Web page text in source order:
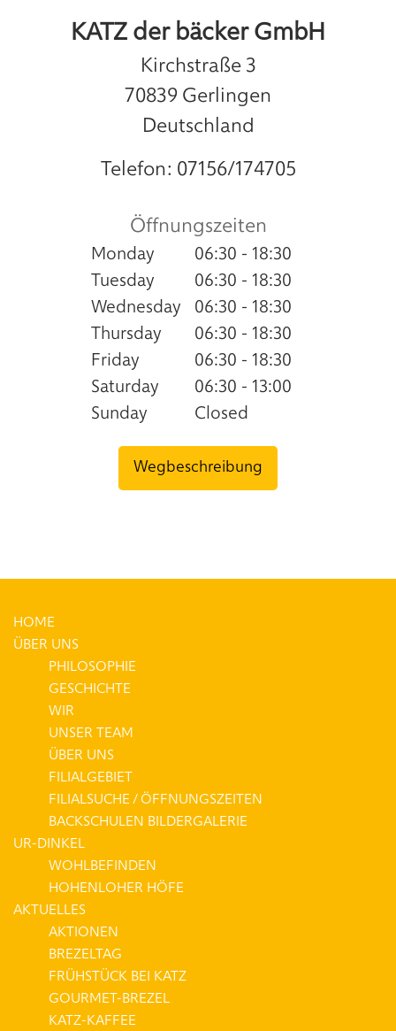
KATZ der bäcker GmbH
Kirchstraße 3
70839Gerlingen
Deutschland
Telefon: 07156/174705
Öffnungszeiten
Monday
06:30 - 18:30
Tuesday
06:30 - 18:30
Wednesday
06:30 - 18:30
Thursday
06:30 - 18:30
Friday
06:30 - 18:30
Saturday
06:30 - 13:00
Sunday
Closed
Wegbeschreibung
HOME
ÜBER UNS
PHILOSOPHIE
GESCHICHTE
WIR
UNSER TEAM
ÜBER UNS
FILIALGEBIET
FILIALSUCHE / ÖFFNUNGSZEITEN
BACKSCHULEN BILDERGALERIE
UR-DINKEL
WOHLBEFINDEN
HOHENLOHER HÖFE
AKTUELLES
AKTIONEN
BREZELTAG
FRÜHSTÜCK BEI KATZ
GOURMET-BREZEL
KATZ-KAFFEE